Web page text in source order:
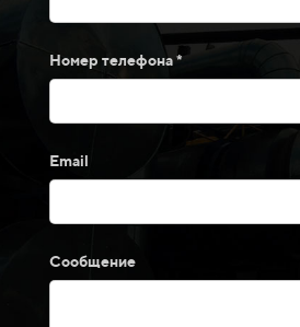
Номер телефона *
Email
Сообщение